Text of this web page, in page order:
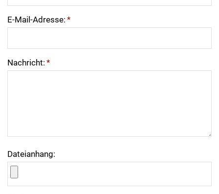
E-Mail-Adresse: *
Nachricht: *
Dateianhang: